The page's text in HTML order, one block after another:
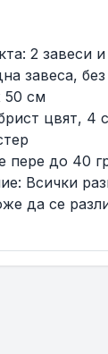
2 завеси
завеса,
50 см
цвят, 4
до 40
Всички
да се